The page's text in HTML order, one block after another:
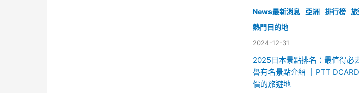
News最新消息 亞洲 排行榜
熱門目的地
2024-12-31
2025日本景點排名：最值得必
譽有名景點介紹 ｜PTT
價的旅遊地